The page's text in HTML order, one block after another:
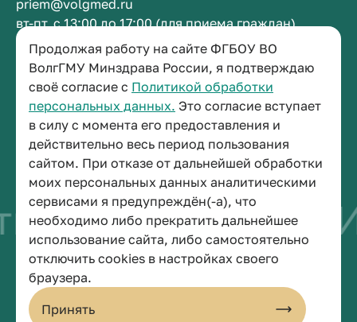
Продолжая работу на сайте ФГБОУ ВО
ВолгГМУ Минздрава России, я подтверждаю
своё согласие с Политикой обработки
персональных данных. Это согласие вступает
в силу с момента его предоставления и
действительно весь период пользования
сайтом. При отказе от дальнейшей обработки
моих персональных данных аналитическими
сервисами я предупреждён(-а), что
необходимо либо прекратить дальнейшее
использование сайта, либо самостоятельно
отключить cookies в настройках своего
браузера.
Принять
priem@volgmed.ru
вт-пт, с 13:00 до 17:00 (для приема граждан)
Приемная ректора
+7 (8442) 38-50-05
г. Волгоград, площадь Павших Борцов, зд. 1,
кабинет 3-11
post@volgmed.ru
пн-пт, с 08.30 до 17.00 (перерыв с 12.30 до 13.00)
быть врачом
© 2026 Волгоградский государственный медицинский университет
Политика конфиденциальности
Политика по обработке персональных данных